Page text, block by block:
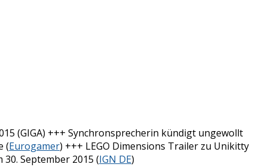
(GIGA) +++ Synchronsprecherin kündigt ungewollt
(Eurogamer) +++ LEGO Dimensions Trailer zu Unikitty
September 2015 (IGN DE)